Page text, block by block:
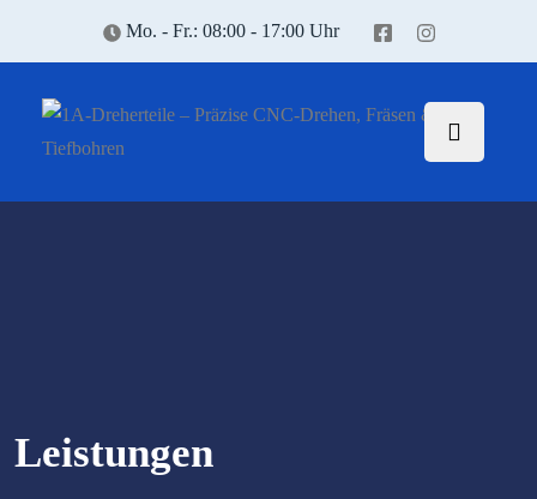
Mo. - Fr.: 08:00 - 17:00 Uhr
Leistungen